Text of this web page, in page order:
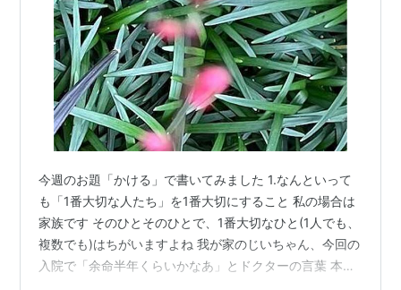
今週のお題「かける」で書いてみました 1.なんといって
も「1番大切な人たち」を1番大切にすること 私の場合は
家族です そのひとそのひとで、1番大切なひと(1人でも、
複数でも)はちがいますよね 我が家のじいちゃん、今回の
入院で「余命半年くらいかなあ」とドクターの言葉 本人